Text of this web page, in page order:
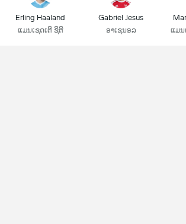
Erling Haaland
ແມນເຊດເຕີ ຊິຕີ
Gabriel Jesus
ອາເຊນອລ ແມນ